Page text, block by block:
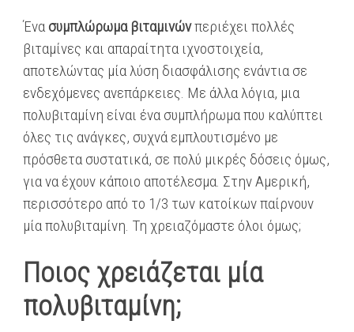
Ένα συμπλώρωμα βιταμινώνπεριέχει πολλές
βιταμίνες και απαραίτητα ιχνοστοιχεία,
αποτελώντας μία λύση διασφάλισης ενάντια σε
ενδεχόμενες ανεπάρκειες. Με άλλα λόγια, μια
πολυβιταμίνη είναι ένα συμπλήρωμα που καλύπτει
όλες τις ανάγκες, συχνά εμπλουτισμένο με
πρόσθετα συστατικά, σε πολύ μικρές δόσεις όμως,
για να έχουν κάποιο αποτέλεσμα. Στην Αμερική,
περισσότερο από το 1/3 των κατοίκων παίρνουν
μία πολυβιταμίνη. Τη χρειαζόμαστε όλοι όμως;
Ποιος χρειάζεται μία
πολυβιταμίνη;